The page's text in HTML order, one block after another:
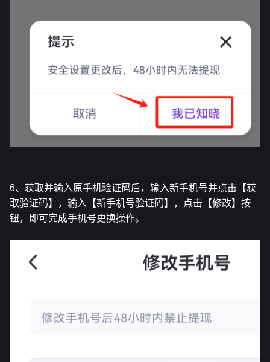
6、获取并输入原手机验证码后，输入新手机号并点击【获
取验证码】，输入【新手机号验证码】，点击【修改】按
钮，即可完成手机号更换操作。